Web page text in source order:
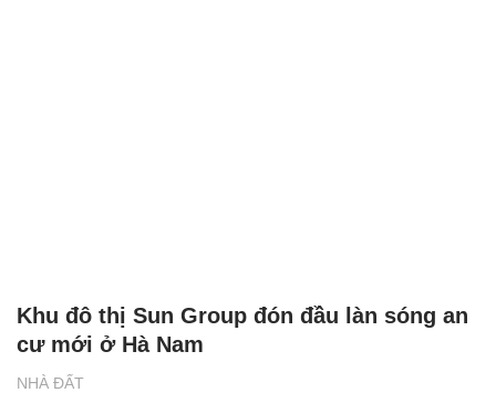
NHÀ ĐẤT
Khu đô thị Sun Group đón đầu làn sóng an
cư mới ở Hà Nam